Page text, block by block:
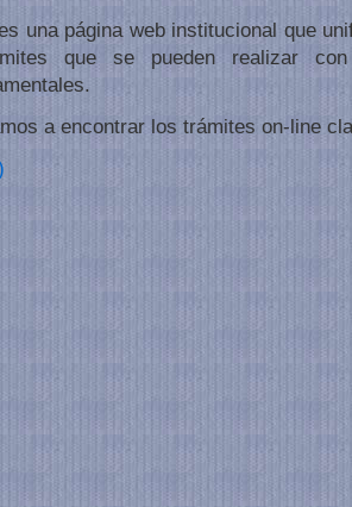
una página web institucional que
que se pueden realizar
a encontrar los trámites on-line